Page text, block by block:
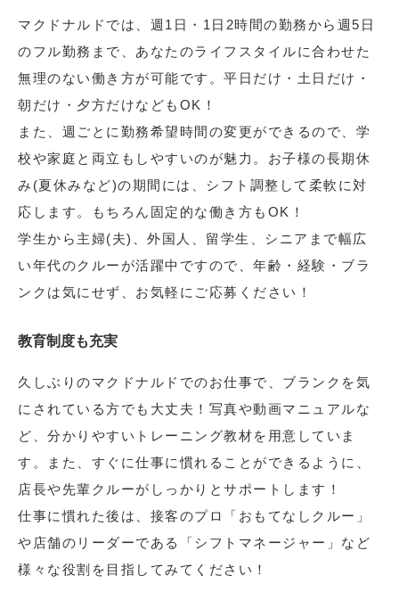
マクドナルドでは、週1日・1日2時間の勤務から週5日
のフル勤務まで、あなたのライフスタイルに合わせた
無理のない働き方が可能です。平日だけ・土日だけ・
朝だけ・夕方だけなどもOK！
また、週ごとに勤務希望時間の変更ができるので、学
校や家庭と両立もしやすいのが魅力。お子様の長期休
み(夏休みなど)の期間には、シフト調整して柔軟に対
応します。もちろん固定的な働き方もOK！
学生から主婦(夫)、外国人、留学生、シニアまで幅広
い年代のクルーが活躍中ですので、年齢・経験・ブラ
ンクは気にせず、お気軽にご応募ください！
教育制度も充実
久しぶりのマクドナルドでのお仕事で、ブランクを気
にされている方でも大丈夫！写真や動画マニュアルな
ど、分かりやすいトレーニング教材を用意していま
す。また、すぐに仕事に慣れることができるように、
店長や先輩クルーがしっかりとサポートします！
仕事に慣れた後は、接客のプロ「おもてなしクルー」
や店舗のリーダーである「シフトマネージャー」など
様々な役割を目指してみてください！